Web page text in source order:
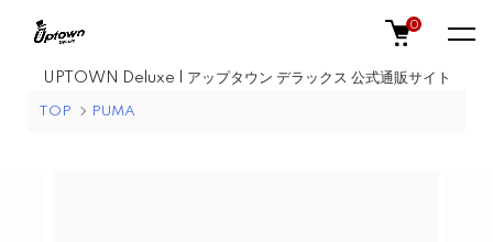
UPTOWN Deluxe | アップタウン デラックス 公式通販サイト
0
TOP PUMA